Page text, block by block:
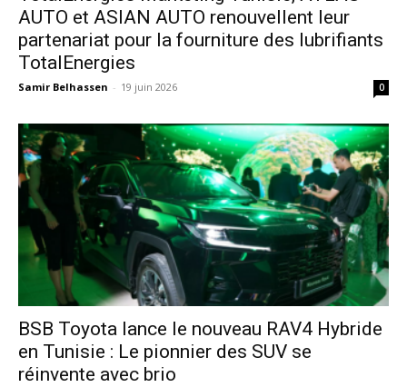
AUTO et ASIAN AUTO renouvellent leur
partenariat pour la fourniture des lubrifiants
TotalEnergies
Samir Belhassen - 19 juin 2026 0
​BSB Toyota lance le nouveau RAV4 Hybride
en Tunisie : Le pionnier des SUV se
réinvente avec brio